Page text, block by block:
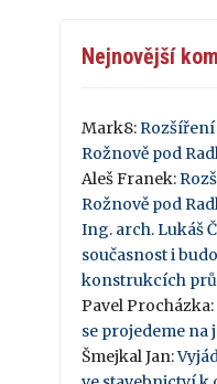
Nejnovější
Mark8:
Rožnově pod
Aleš Franek:
Rožnově pod
Ing. arch. Lukáš
současnost i
konstrukcích
Pavel Procházka:
se projedeme na
Šmejkal Jan: